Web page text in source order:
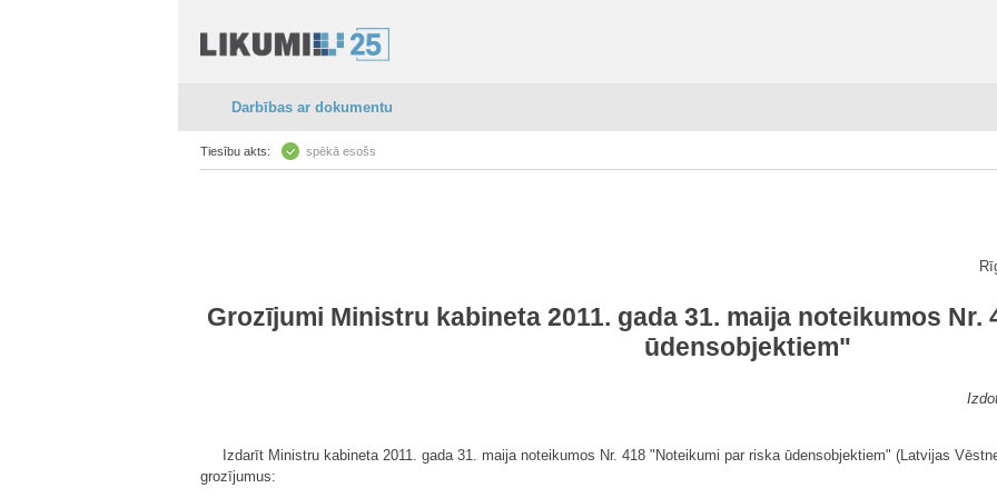
Darbības ar dokumentu
Tiesību akts: spēkā esošs
Grozījumi Ministru kabineta 2011. gada 31. maija noteikumos
ūdensobjektiem"
Izdarīt Ministru kabineta 2011. gada 31. maija noteikumos Nr. 418 "Noteikumi par riska ūdensobjektiem" (Latvijas
grozījumus: